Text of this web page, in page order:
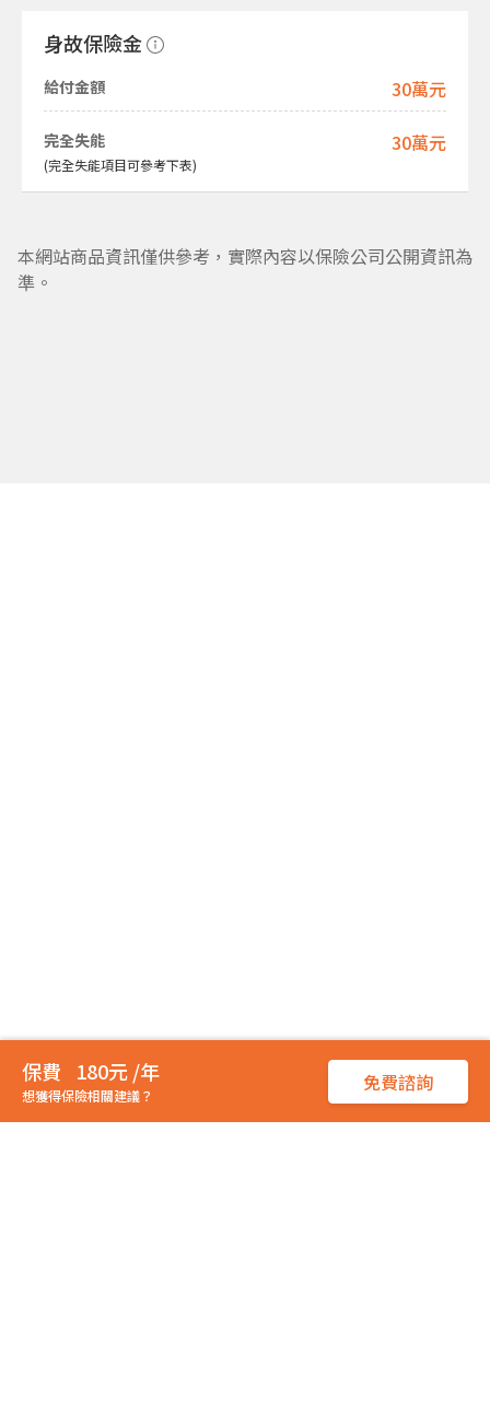
身故保險金
給付金額 30萬元
完全失能 30萬元
(完全失能項目可參考下表)
180元 /年
想獲得保險相關建議？
免費諮詢
本網站商品資訊僅供參考，實際內容以保險公司公開資訊為
準。